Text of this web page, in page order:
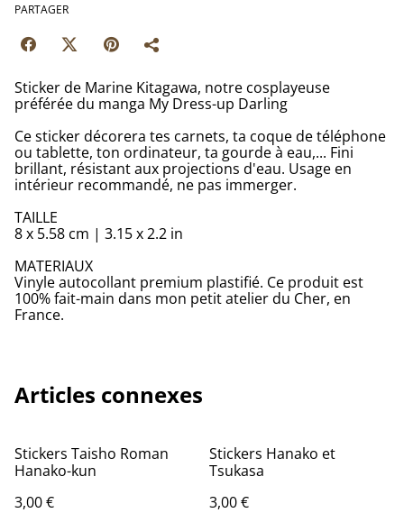
PARTAGER
Sticker de Marine Kitagawa, notre cosplayeuse
préférée du manga My Dress-up Darling
Ce sticker décorera tes carnets, ta coque de téléphone
ou tablette, ton ordinateur, ta gourde à eau,... Fini
brillant, résistant aux projections d'eau. Usage en
intérieur recommandé, ne pas immerger.
TAILLE
8 x 5.58 cm | 3.15 x 2.2 in
MATERIAUX
Vinyle autocollant premium plastifié. Ce produit est
100% fait-main dans mon petit atelier du Cher, en
France.
Articles connexes
Stickers Taisho Roman
Hanako-kun
3,00 €
Stickers Hanako et
Tsukasa
3,00 €